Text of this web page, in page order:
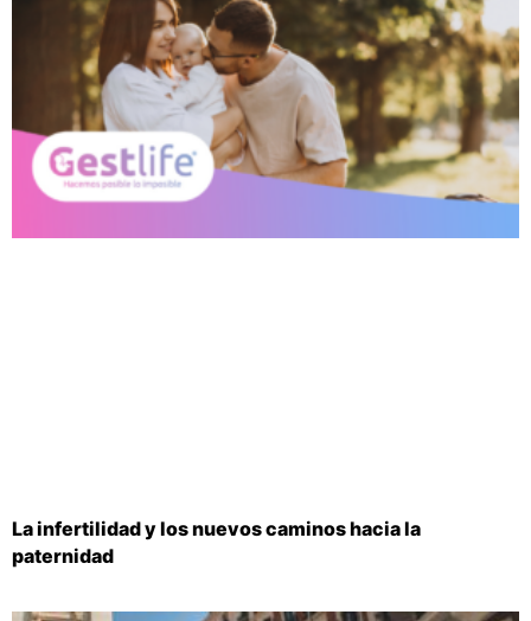
La infertilidad y los nuevos caminos hacia la
paternidad